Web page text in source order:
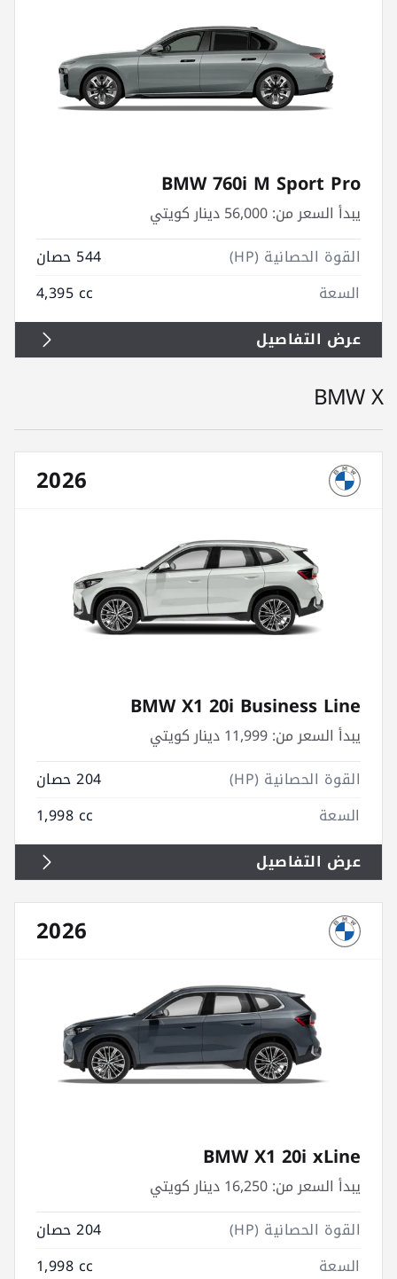
BMW 760i M Sport Pro
يبدأ السعر من:
القوة الحصانية (HP)
544 حصان
السعة
4,395 cc
عرض التفاصيل
BMW X
2026
BMW X1 20i Business Line
يبدأ السعر من:
القوة الحصانية (HP)
204 حصان
السعة
1,998 cc
عرض التفاصيل
2026
BMW X1 20i xLine
يبدأ السعر من:
القوة الحصانية (HP)
204 حصان
السعة
1,998 cc